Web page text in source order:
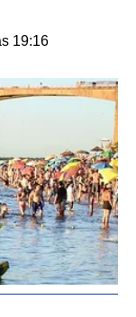
19:16